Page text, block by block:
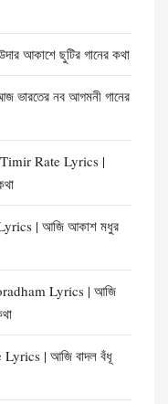
আকাশে ছুটির গানের কথা
নব আগমনী গানের
Rate Lyrics |
| আজি আকাশ মধুর
Lyrics | আজি
| আজি বাদল বঁধূ